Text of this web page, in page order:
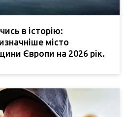
в історію:
місто
Європи на 2026 рік.